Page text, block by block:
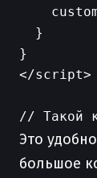
  }
}
</script>
Это
большое